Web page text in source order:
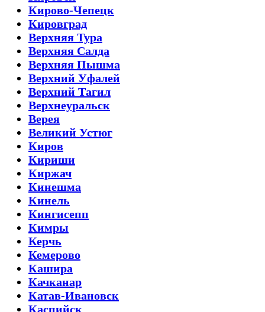
Кирово-Чепецк
Кировград
Верхняя Тура
Верхняя Салда
Верхняя Пышма
Верхний Уфалей
Верхний Тагил
Верхнеуральск
Верея
Великий Устюг
Киров
Кириши
Киржач
Кинешма
Кинель
Кингисепп
Кимры
Керчь
Кемерово
Кашира
Качканар
Катав-Ивановск
Каспийск